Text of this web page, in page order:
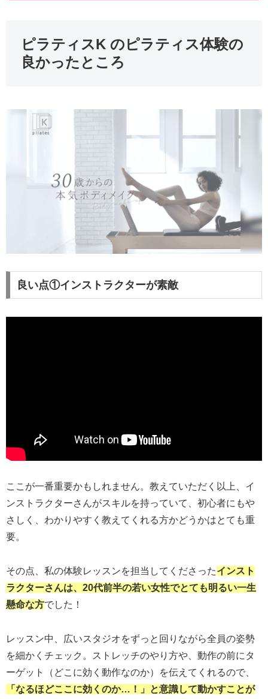
ピラティスK のピラティス体験の
良かったところ
良い点①インストラクターが素敵
ここが一番重要かもしれません。教えていただく以上、イ
ンストラクターさんがスキルを持っていて、初心者にもや
さしく、わかりやすく教えてくれる方かどうかはとても重
要。
その点、私の体験レッスンを担当してくださったインスト
ラクターさんは、20代前半の若い女性でとても明るい一生
懸命な方でした！
レッスン中、広いスタジオをずっと回りながら全員の姿勢
を細かくチェック。ストレッチのやり方や、動作の前にタ
ーゲット（どこに効く動作なのか）を伝えてくれるので、
「なるほどここに効くのか…！」と意識して動かすことが